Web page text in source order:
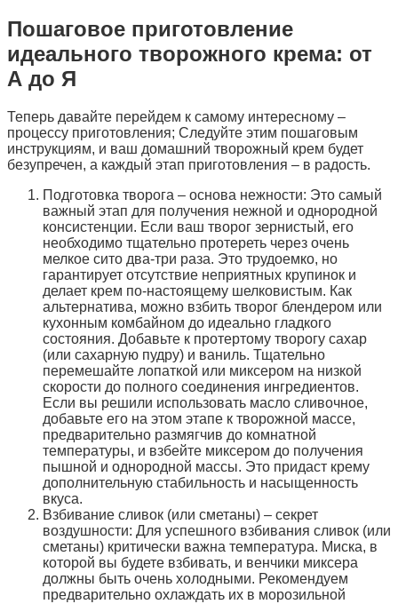
Пошаговое приготовление
идеального творожного крема: от
А до Я
Теперь давайте перейдем к самому интересному –
процессу приготовления; Следуйте этим пошаговым
инструкциям, и ваш домашний творожный крем будет
безупречен, а каждый этап приготовления – в радость.
Подготовка творога – основа нежности: Это самый
важный этап для получения нежной и однородной
консистенции. Если ваш творог зернистый, его
необходимо тщательно протереть через очень
мелкое сито два-три раза. Это трудоемко, но
гарантирует отсутствие неприятных крупинок и
делает крем по-настоящему шелковистым. Как
альтернатива, можно взбить творог блендером или
кухонным комбайном до идеально гладкого
состояния. Добавьте к протертому творогу сахар
(или сахарную пудру) и ваниль. Тщательно
перемешайте лопаткой или миксером на низкой
скорости до полного соединения ингредиентов.
Если вы решили использовать масло сливочное,
добавьте его на этом этапе к творожной массе,
предварительно размягчив до комнатной
температуры, и взбейте миксером до получения
пышной и однородной массы. Это придаст крему
дополнительную стабильность и насыщенность
вкуса.
Взбивание сливок (или сметаны) – секрет
воздушности: Для успешного взбивания сливок (или
сметаны) критически важна температура. Миска, в
которой вы будете взбивать, и венчики миксера
должны быть очень холодными. Рекомендуем
предварительно охлаждать их в морозильной